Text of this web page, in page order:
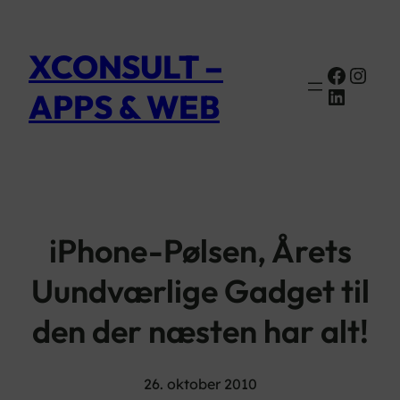
XCONSULT –
APPS & WEB
iPhone-Pølsen, Årets
Uundværlige Gadget til
den der næsten har alt!
26. oktober 2010